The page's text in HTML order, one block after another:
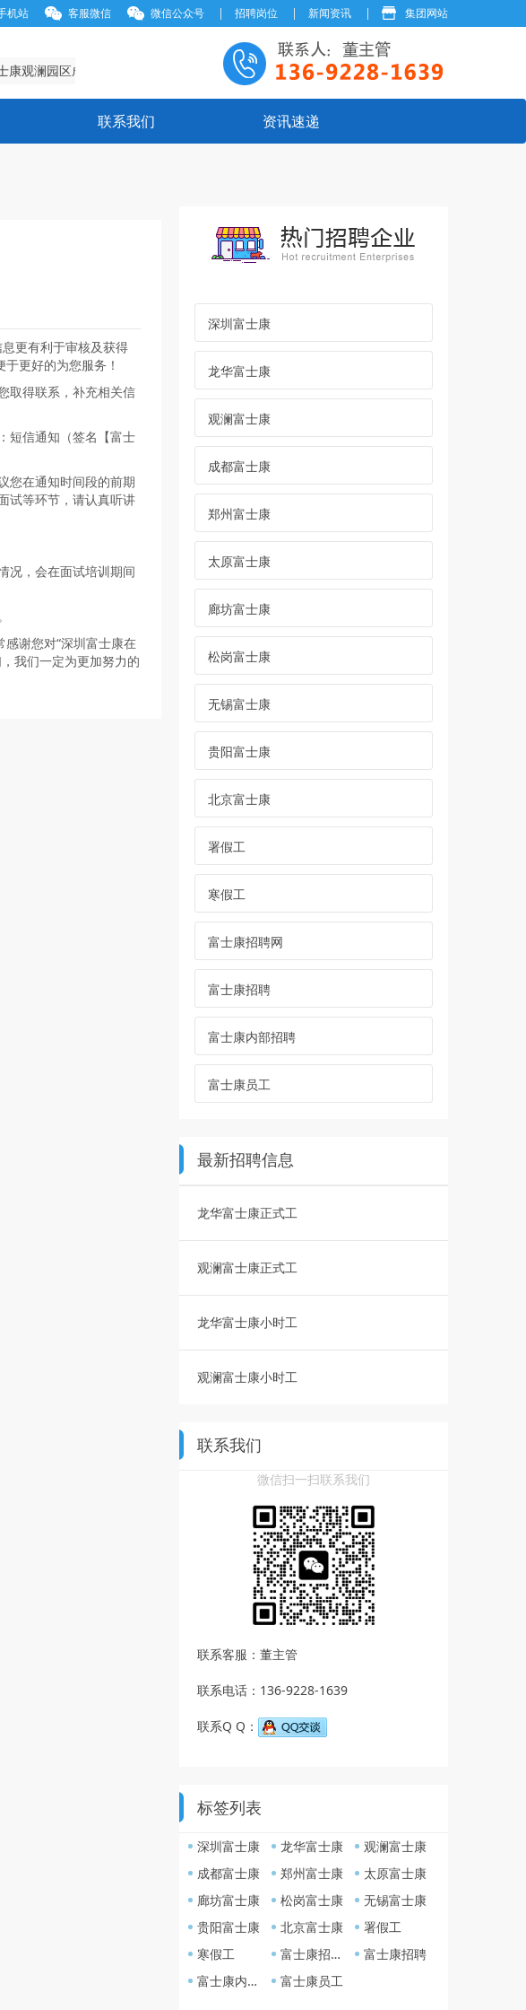
机站 客服微信 微信公众号 招聘岗位 新闻资讯 集团网站
观澜园区成
龙华园区成
龙华园区成
联系我们 资讯速递
更有利于审核及获得
更好的为您服务！
取得联系，补充相关信
短信通知（签名【富士
您在通知时间段的前期
试等环节，请认真听讲
况，会在面试培训期间
谢您对“深圳富士康在
我们一定为更加努力的
深圳富士康
龙华富士康
观澜富士康
成都富士康
郑州富士康
太原富士康
廊坊富士康
松岗富士康
无锡富士康
贵阳富士康
北京富士康
署假工
寒假工
富士康招聘网
富士康招聘
富士康内部招聘
富士康员工
最新招聘信息
龙华富士康正式工
观澜富士康正式工
龙华富士康小时工
观澜富士康小时工
联系我们
微信扫一扫联系我们
联系客服：董主管
联系电话：136-9228-1639
联系Q Q：
标签列表
深圳富士康 龙华富士康
观澜富士康
成都富士康
郑州富士康
太原富士康
廊坊富士康
松岗富士康
无锡富士康
贵阳富士康
北京富士康
署假工
寒假工
富士康招聘网
富士康招聘
富士康内部招聘
富士康员工